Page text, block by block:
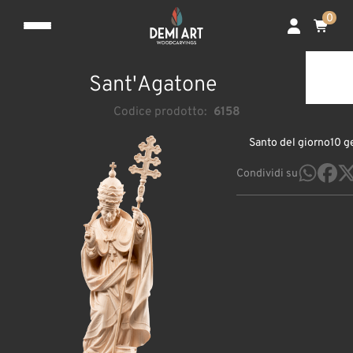
0
Sant'Agatone
Codice prodotto: 6158
Santo del giorno10
Condividi su